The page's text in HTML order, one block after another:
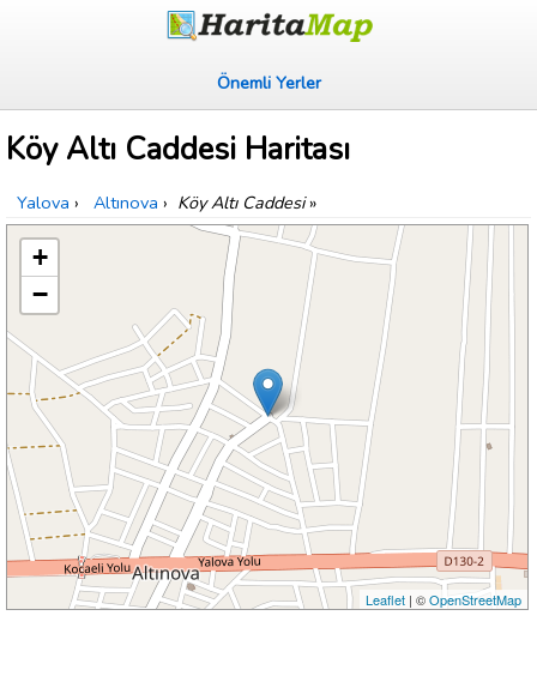
Önemli Yerler
Köy Altı Caddesi Haritası
Yalova › Altınova › Köy Altı Caddesi»
+
−
Leaflet| ©OpenStreetMap